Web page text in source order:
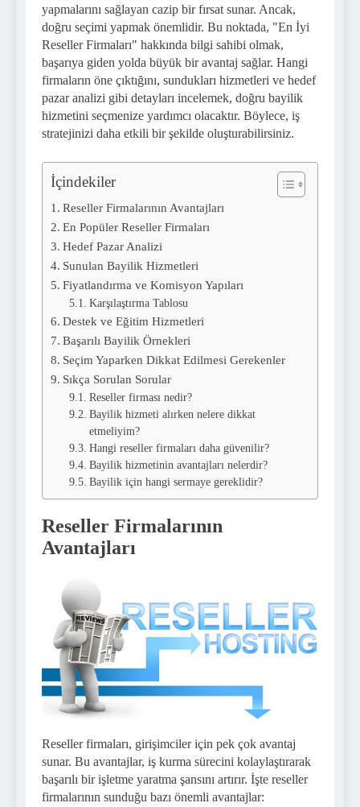
yapmalarını sağlayan cazip bir fırsat sunar. Ancak,
doğru seçimi yapmak önemlidir. Bu noktada, "En İyi
Reseller Firmaları" hakkında bilgi sahibi olmak,
başarıya giden yolda büyük bir avantaj sağlar. Hangi
firmaların öne çıktığını, sundukları hizmetleri ve hedef
pazar analizi gibi detayları incelemek, doğru bayilik
hizmetini seçmenize yardımcı olacaktır. Böylece, iş
stratejinizi daha etkili bir şekilde oluşturabilirsiniz.
İçindekiler
Reseller Firmalarının Avantajları
En Popüler Reseller Firmaları
Hedef Pazar Analizi
Sunulan Bayilik Hizmetleri
Fiyatlandırma ve Komisyon Yapıları
Karşılaştırma Tablosu
Destek ve Eğitim Hizmetleri
Başarılı Bayilik Örnekleri
Seçim Yaparken Dikkat Edilmesi Gerekenler
Sıkça Sorulan Sorular
Reseller firması nedir?
Bayilik hizmeti alırken nelere dikkat
etmeliyim?
Hangi reseller firmaları daha güvenilir?
Bayilik hizmetinin avantajları nelerdir?
Bayilik için hangi sermaye gereklidir?
Reseller Firmalarının
Avantajları
Reseller firmaları, girişimciler için pek çok avantaj
sunar. Bu avantajlar, iş kurma sürecini kolaylaştırarak
başarılı bir işletme yaratma şansını artırır. İşte reseller
firmalarının sunduğu bazı önemli avantajlar: